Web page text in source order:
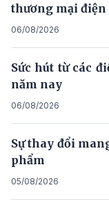
thương mại
06/08/2026
Sức hút từ các
năm nay
06/08/2026
Sự thay đổi
phẩm
05/08/2026